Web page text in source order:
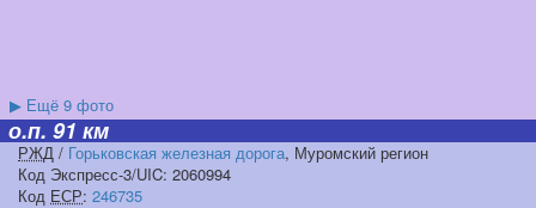
▶ Ещё 9 фото
о.п. 91 км
РЖД / Горьковская железная дорога, Муромский регион
Код Экспресс-3/UIC: 2060994
Код ЕСР: 246735